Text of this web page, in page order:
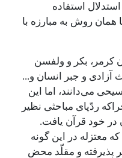
استفاده
همان روش به مبارزه با
بکر و ولفسن
آزادی و جبر انسان و...
می‌دانند، اما این
ردّپای مباحثی نظیر
در خود قرآن یافت.
معتزله در این گونه
پذیرفته و مقلّد محض